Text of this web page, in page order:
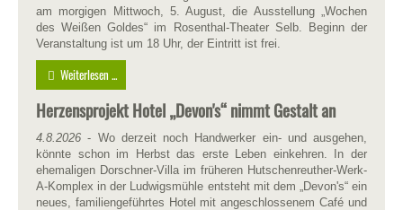
am morgigen Mittwoch, 5. August, die Ausstellung „Wochen
des Weißen Goldes“ im Rosenthal-Theater Selb. Beginn der
Veranstaltung ist um 18 Uhr, der Eintritt ist frei.
Weiterlesen ...
Herzensprojekt Hotel „Devon's“ nimmt Gestalt an
4.8.2026 - Wo derzeit noch Handwerker ein- und ausgehen,
könnte schon im Herbst das erste Leben einkehren. In der
ehemaligen Dorschner-Villa im früheren Hutschenreuther-Werk-
A-Komplex in der Ludwigsmühle entsteht mit dem „Devon's“ ein
neues, familiengeführtes Hotel mit angeschlossenem Café und